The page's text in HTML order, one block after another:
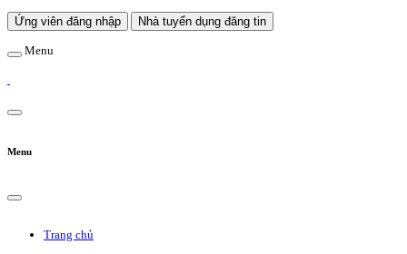
Ứng viên đăng nhập Nhà tuyển dụng đăng tin
Menu
Menu
Trang chủ